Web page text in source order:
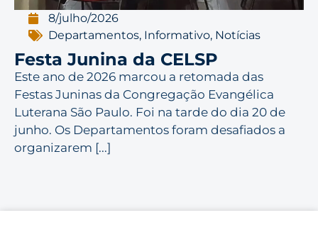
8/julho/2026
Departamentos, Informativo, Notícias
Festa Junina da CELSP
Este ano de 2026 marcou a retomada das
Festas Juninas da Congregação Evangélica
Luterana São Paulo. Foi na tarde do dia 20 de
junho. Os Departamentos foram desafiados a
organizarem [...]